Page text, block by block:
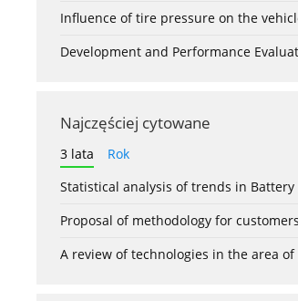
Influence of tire pressure on the
Development and Performance
Najczęściej cytowane
3 lata
Rok
Statistical analysis of trends in
Proposal of methodology for
A review of technologies in the area